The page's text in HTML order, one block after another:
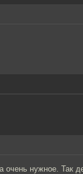
очень нужное. Так